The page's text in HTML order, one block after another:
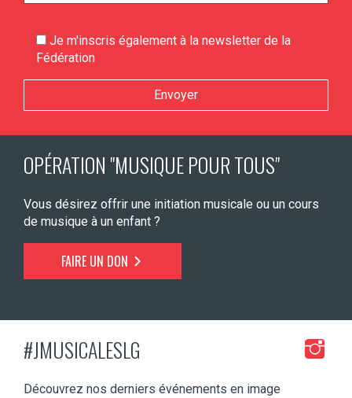
Je m'inscris également à la newsletter de la
Fédération
OPÉRATION "MUSIQUE POUR TOUS"
Vous désirez offrir une initiation musicale ou un cours
de musique à un enfant ?
FAIRE UN DON
#JMUSICALESLG
Découvrez nos derniers événements en image